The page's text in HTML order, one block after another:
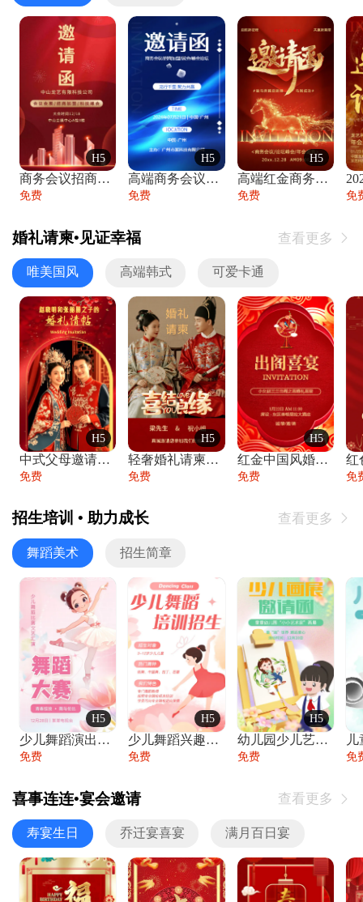
H5
商务会议招商展会科技峰会邀请函年会邀请
免费
H5
高端商务会议招商加盟展会峰会论坛邀请函
免费
H5
高端红金商务会议年会年终盛典答谢邀请函
免费 免
婚礼请柬•见证幸福 查看更多 
唯美国风 高端韩式 可爱卡通
H5
中式父母邀请函婚礼结婚请柬请贴父母邀请方
免费
H5
轻奢婚礼请柬婚礼邀请函结婚照请帖
免费
H5
红金中国风婚礼请柬出阁喜宴嫁女请帖出阁宴
免费 免
招生培训 • 助力成长 查看更多 
舞蹈美术 招生简章
H5
少儿舞蹈演出舞蹈比赛跳舞大赛文艺汇演活动
免费
H5
少儿舞蹈兴趣班艺术培训学校招生宣传
免费
H5
幼儿园少儿艺术展览绘画展摄影作品展美术展
免费 免
喜事连连•宴会邀请 查看更多 
寿宴生日 乔迁宴喜宴 满月百日宴